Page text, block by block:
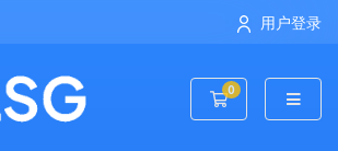
用户登录
0
购物车